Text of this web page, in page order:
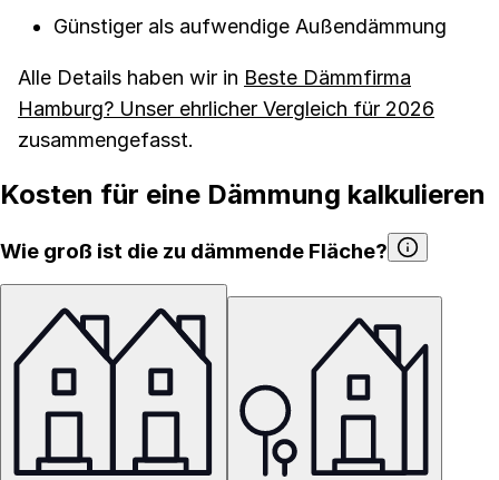
Günstiger als aufwendige Außendämmung
Alle Details haben wir in Beste Dämmfirma
Hamburg? Unser ehrlicher Vergleich für 2026
zusammengefasst.
Kosten für eine Dämmung kalkulieren
Wie groß ist die zu dämmende Fläche?